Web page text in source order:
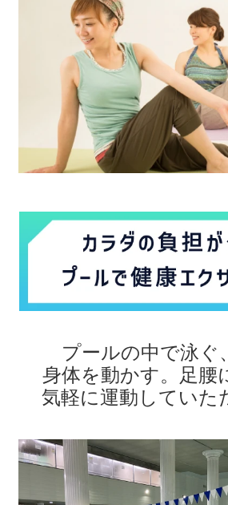
プールの中で泳ぐ
身体を動かす。
足腰
気軽に運動していた